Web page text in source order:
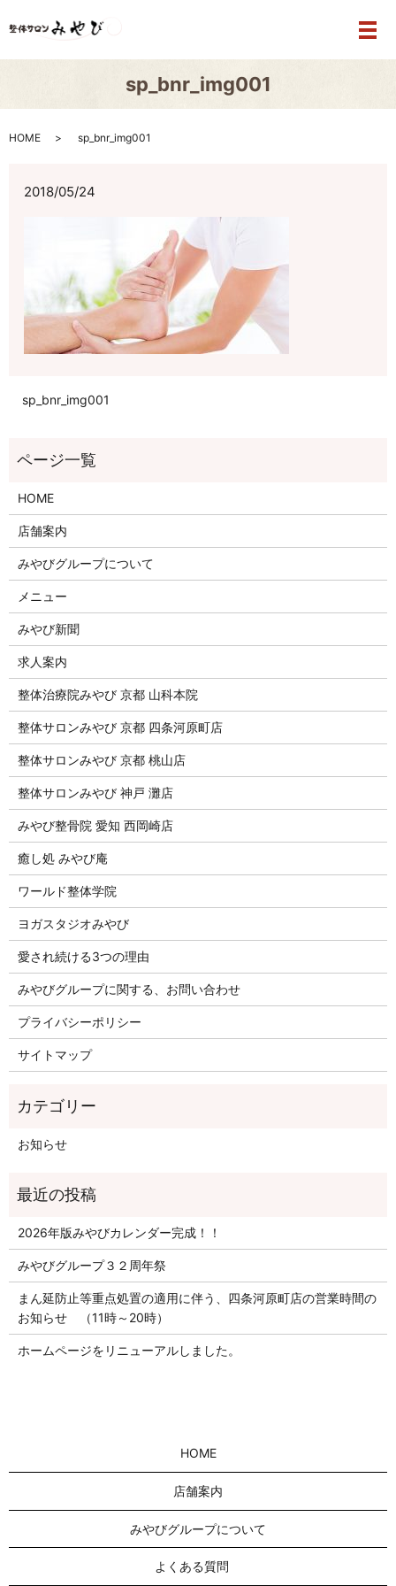
メ
sp_bnr_img001
HOME sp_bnr_img001
2018/05/24
sp_bnr_img001
HOME
店舗案内
みやびグループについて
メニュー
みやび新聞
求人案内
整体治療院みやび 京都 山科本院
整体サロンみやび 京都 四条河原町店
整体サロンみやび 京都 桃山店
整体サロンみやび 神戸 灘店
みやび整骨院 愛知 西岡崎店
癒し処 みやび庵
ワールド整体学院
ヨガスタジオみやび
愛され続ける3つの理由
みやびグループに関する、お問い合わせ
プライバシーポリシー
サイトマップ
お知らせ
2026年版みやびカレンダー完成！！
みやびグループ３２周年祭
まん延防止等重点処置の適用に伴う、四条河原町店の営業時間の
お知らせ （11時～20時）
ホームページをリニューアルしました。
HOME
店舗案内
みやびグループについて
よくある質問